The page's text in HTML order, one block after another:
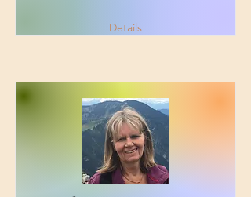
Details